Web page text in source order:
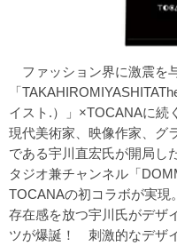
ファッション界に激震を
「
イスト.）」×TOCANAに
現代美術家、映像作家、グ
である宇川直宏氏が開局し
タジオ兼チャンネル「
TOCANAの初コラボが実現
存在感を放つ宇川氏がデザ
ツが爆誕！ 刺激的なデザ